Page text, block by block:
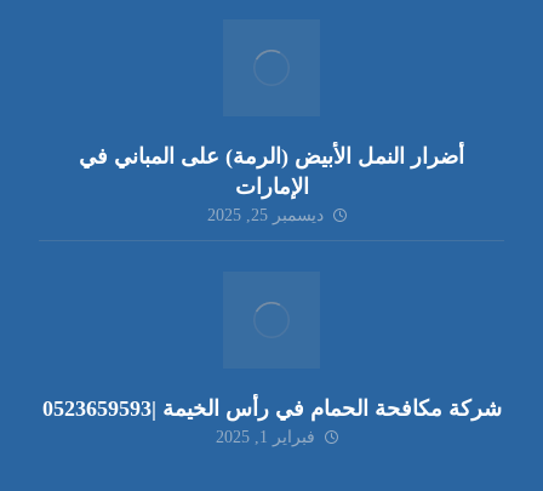
أضرار النمل الأبيض (الرمة) على المباني في
الإمارات
ديسمبر 25, 2025
شركة مكافحة الحمام في رأس الخيمة |0523659593
فبراير 1, 2025